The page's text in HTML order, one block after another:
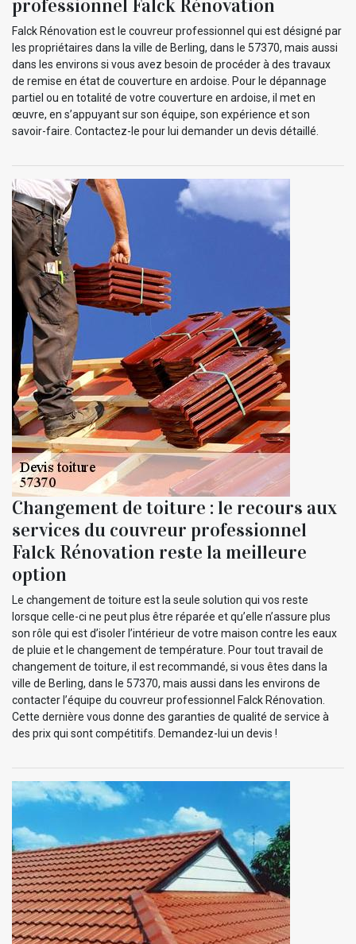
professionnel Falck Rénovation
Falck Rénovation est le couvreur professionnel qui est désigné par
les propriétaires dans la ville de Berling, dans le 57370, mais aussi
dans les environs si vous avez besoin de procéder à des travaux
de remise en état de couverture en ardoise. Pour le dépannage
partiel ou en totalité de votre couverture en ardoise, il met en
œuvre, en s’appuyant sur son équipe, son expérience et son
savoir-faire. Contactez-le pour lui demander un devis détaillé.
Changement de toiture : le recours aux
services du couvreur professionnel
Falck Rénovation reste la meilleure
option
Le changement de toiture est la seule solution qui vos reste
lorsque celle-ci ne peut plus être réparée et qu’elle n’assure plus
son rôle qui est d’isoler l’intérieur de votre maison contre les eaux
de pluie et le changement de température. Pour tout travail de
changement de toiture, il est recommandé, si vous êtes dans la
ville de Berling, dans le 57370, mais aussi dans les environs de
contacter l’équipe du couvreur professionnel Falck Rénovation.
Cette dernière vous donne des garanties de qualité de service à
des prix qui sont compétitifs. Demandez-lui un devis !